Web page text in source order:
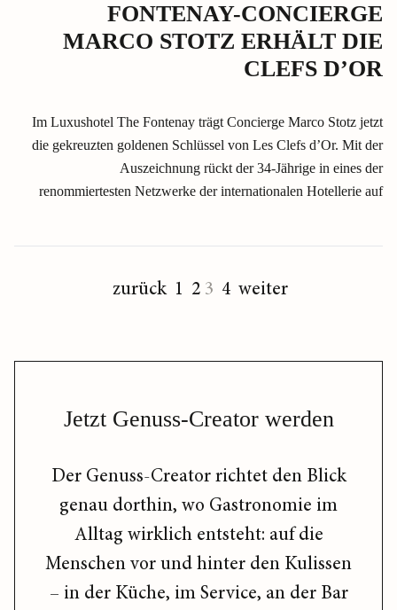
FONTENAY-CONCIERGE
MARCO STOTZ ERHÄLT DIE
CLEFS D’OR
Im Luxushotel The Fontenay trägt Concierge Marco Stotz jetzt
die gekreuzten goldenen Schlüssel von Les Clefs d’Or. Mit der
Auszeichnung rückt der 34-Jährige in eines der
renommiertesten Netzwerke der internationalen Hotellerie auf
zurück 1 2 3 4 weiter
Jetzt Genuss-Creator werden
Der Genuss-Creator richtet den Blick
genau dorthin, wo Gastronomie im
Alltag wirklich entsteht: auf die
Menschen vor und hinter den Kulissen
– in der Küche, im Service, an der Bar